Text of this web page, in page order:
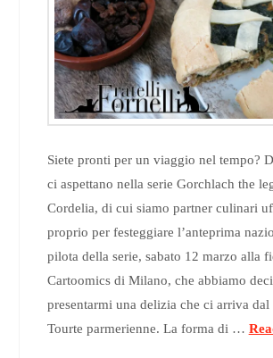
Siete pronti per un viaggio nel tempo?
ci aspettano nella serie Gorchlach the
Cordelia, di cui siamo partner culinari
proprio per festeggiare l’anteprima
pilota della serie, sabato 12 marzo alla
Cartoomics di Milano, che abbiamo
presentarmi una delizia che ci arriva
Tourte parmerienne. La forma di …